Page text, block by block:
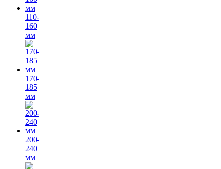
110-
160
мм
170-
185
мм
200-
240
мм